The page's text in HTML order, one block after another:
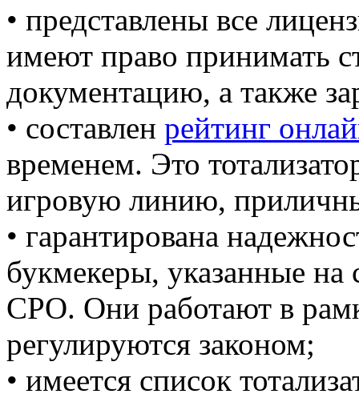
• представлены все
имеют право принимать
документацию, а также
• составлен рейтинг
временем. Это
игровую линию,
• гарантирована
букмекеры, указанные на
СРО. Они работают в
регулируются законом;
• имеется список